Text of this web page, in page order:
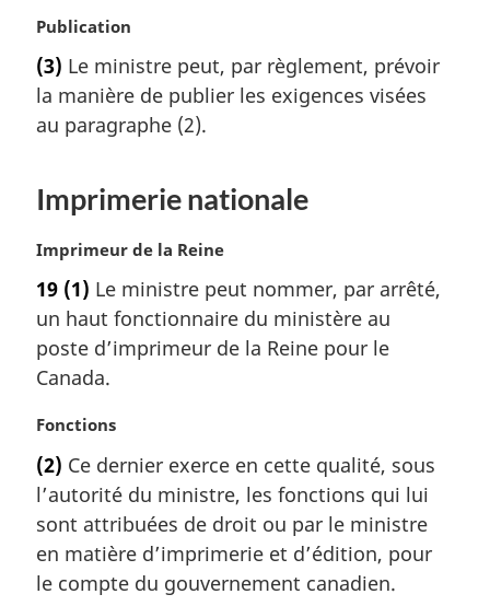
n
a
l
e
:
N
t
e
m
g
n
l
e
Publication
(3) Le ministre peut, par règlement, prévoir
la manière de publier les exigences visées
au paragraphe (2).
Imprimerie nationale
N
t
e
m
a
g
n
a
e
:
Imprimeur de la Reine
19 (1) Le ministre peut nommer, par arrêté,
un haut fonctionnaire du ministère au
poste d’imprimeur de la Reine pour le
Canada.
N
t
e
m
a
g
Fonctions
(2) Ce dernier exerce en cette qualité, sous
l’autorité du ministre, les fonctions qui lui
sont attribuées de droit ou par le ministre
en matière d’imprimerie et d’édition, pour
le compte du gouvernement canadien.